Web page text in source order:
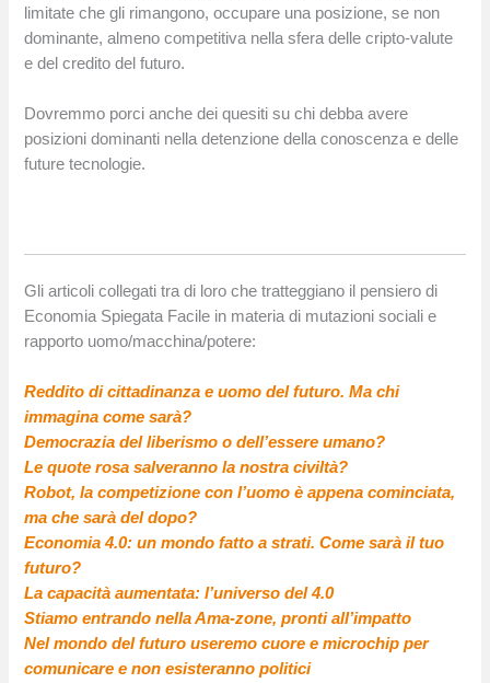
limitate che gli rimangono, occupare una posizione, se non
dominante, almeno competitiva nella sfera delle cripto-valute
e del credito del futuro.
Dovremmo porci anche dei quesiti su chi debba avere
posizioni dominanti nella detenzione della conoscenza e delle
future tecnologie.
Gli articoli collegati tra di loro che tratteggiano il pensiero di
Economia Spiegata Facile in materia di mutazioni sociali e
rapporto uomo/macchina/potere:
Reddito di cittadinanza e uomo del futuro. Ma chi
immagina come sarà?
Democrazia del liberismo o dell’essere umano?
Le quote rosa salveranno la nostra civiltà?
Robot, la competizione con l’uomo è appena cominciata,
ma che sarà del dopo?
Economia 4.0: un mondo fatto a strati. Come sarà il tuo
futuro?
La capacità aumentata: l’universo del 4.0
Stiamo entrando nella Ama-zone, pronti all’impatto
Nel mondo del futuro useremo cuore e microchip per
comunicare e non esisteranno politici